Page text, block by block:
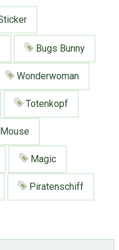
Bugs Bunny
Wonderwoman
Totenkopf
Magic
Piratenschiff